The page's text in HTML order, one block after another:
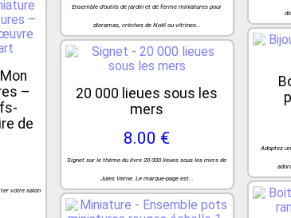
–
de
votre salon
Ensemble d'outils de jardin et de ferme miniatures pour
dioramas, crèches de Noël ou vitrines...
20 000 lieues sous les
mers
8.00 €
Signet sur le thème du livre 20 000 lieues sous les mers de
Jules Verne. Le marque-page est...
Adoptez